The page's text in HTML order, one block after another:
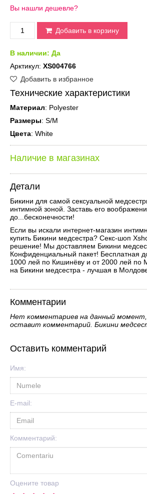
Вы нашли дешевле?
Добавить в корзину
В наличии: Да
Арктикул: XS004766
Добавить в избранное
Технические характеристики
Материал: Polyester
Размеры: S/M
Цвета: White
Наличие в магазинах
Детали
Бикини для самой сексуальной
интимной зоной. Заставь его
до...бесконечности!
Если вы искали интернет-магазин
купить Бикини медсестра? Секс-шоп
решение! Мы доставляем Бикини
Конфиденциальный пакет! Бесплатная
1000 лей по Кишинёву и от 2000 лей
на Бикини медсестра - лучшая в
Комментарии
Нет комментариев на данный
оставит комментарий. Бикини
Оставить комментарий
Имя:
E-mail:
Комментарий:
Оцените товар